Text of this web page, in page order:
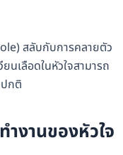
สลับกับการคลายตัว
นเลือดในหัวใจสามารถ
กติ
งานของหัวใจ